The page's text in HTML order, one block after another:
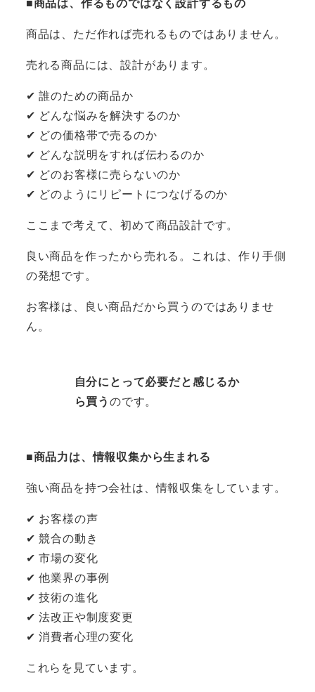
■商品は、作るものではなく設計するもの
商品は、ただ作れば売れるものではありません。
売れる商品には、設計があります。
✔ 誰のための商品か
✔ どんな悩みを解決するのか
✔ どの価格帯で売るのか
✔ どんな説明をすれば伝わるのか
✔ どのお客様に売らないのか
✔ どのようにリピートにつなげるのか
ここまで考えて、初めて商品設計です。
良い商品を作ったから売れる。これは、作り手側
の発想です。
お客様は、良い商品だから買うのではありませ
ん。
自分にとって必要だと感じるか
ら買う のです。
■商品力は、情報収集から生まれる
強い商品を持つ会社は、情報収集をしています。
✔ お客様の声
✔ 競合の動き
✔ 市場の変化
✔ 他業界の事例
✔ 技術の進化
✔ 法改正や制度変更
✔ 消費者心理の変化
これらを見ています。